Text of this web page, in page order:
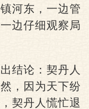
河东，一边管
边仔细观察局
结论：契丹人
，因为天下纷
契丹人慌忙退